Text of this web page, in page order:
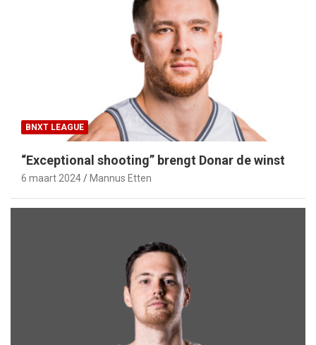
BNXT LEAGUE
“Exceptional shooting” brengt Donar de winst
6 maart 2024 Mannus Etten